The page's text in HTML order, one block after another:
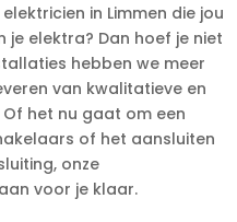
in Limmen die jou
elektra? Dan hoef je niet
hebben we meer
van kwalitatieve en
het nu gaat om een
of het aansluiten
onze
voor je klaar.